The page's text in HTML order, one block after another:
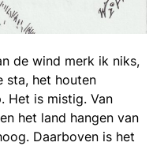
de wind merk ik niks,
sta, het houten
Het is mistig. Van
het land hangen van
Daarboven is het